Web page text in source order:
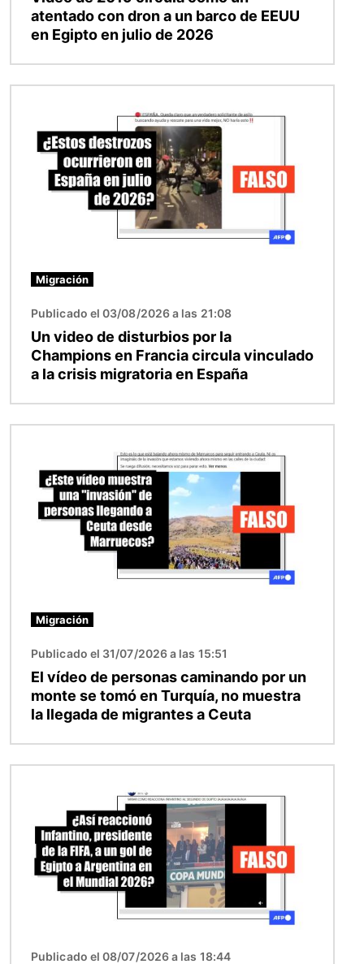
atentado con dron a un barco de EEUU
en Egipto en julio de 2026
Migración
Publicado el 03/08/2026 a las 21:08
Un video de disturbios por la
Champions en Francia circula vinculado
a la crisis migratoria en España
Migración
Publicado el 31/07/2026 a las 15:51
El vídeo de personas caminando por un
monte se tomó en Turquía, no muestra
la llegada de migrantes a Ceuta
Publicado el 08/07/2026 a las 18:44